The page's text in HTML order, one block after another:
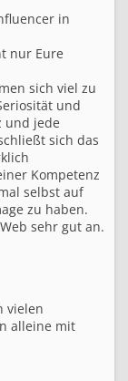
in
nur Eure
sich viel zu
und
und jede
sich das
Kompetenz
selbst auf
zu haben.
sehr gut an.
vielen
alleine mit